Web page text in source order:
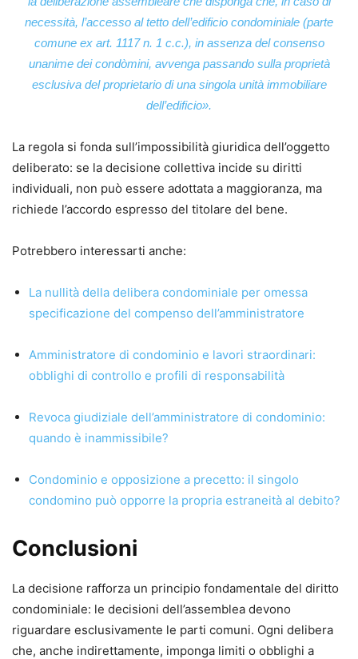
necessità, l’accesso al tetto dell’edificio condominiale (parte
comune ex art. 1117 n. 1 c.c.), in assenza del consenso
unanime dei condòmini, avvenga passando sulla proprietà
esclusiva del proprietario di una singola unità immobiliare
dell’edificio».
La regola si fonda sull’impossibilità giuridica dell’oggetto
deliberato: se la decisione collettiva incide su diritti
individuali, non può essere adottata a maggioranza, ma
richiede l’accordo espresso del titolare del bene.
Potrebbero interessarti anche:
La nullità della delibera condominiale per omessa
specificazione del compenso dell’amministratore
Amministratore di condominio e lavori straordinari:
obblighi di controllo e profili di responsabilità
Revoca giudiziale dell’amministratore di condominio:
quando è inammissibile?
Condominio e opposizione a precetto: il singolo
condomino può opporre la propria estraneità al debito?
Conclusioni
La decisione rafforza un principio fondamentale del diritto
condominiale: le decisioni dell’assemblea devono
riguardare esclusivamente le parti comuni. Ogni delibera
che, anche indirettamente, imponga limiti o obblighi a